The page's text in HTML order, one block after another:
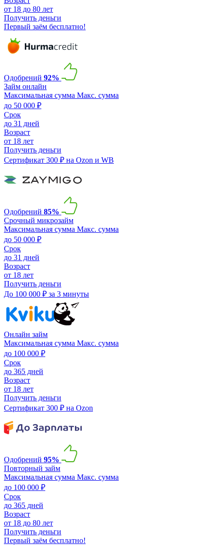
от 18 до 80 лет
Получить деньги
Первый заём бесплатно!
Одобрений 92%
Займ онлайн
Максимальная сумма Макс. сумма
до 50 000 ₽
Срок
до 31 дней
Возраст
от 18 лет
Получить деньги
Сертификат 300 ₽ на Ozon и WB
Одобрений 85%
Срочный микрозайм
Максимальная сумма Макс. сумма
до 50 000 ₽
Срок
до 31 дней
Возраст
от 18 лет
Получить деньги
До 100 000 ₽ за 3 минуты
Онлайн займ
Максимальная сумма Макс. сумма
до 100 000 ₽
Срок
до 365 дней
Возраст
от 18 лет
Получить деньги
Сертификат 300 ₽ на Ozon
Одобрений 95%
Повторный займ
Максимальная сумма Макс. сумма
до 100 000 ₽
Срок
до 365 дней
Возраст
от 18 до 80 лет
Получить деньги
Первый заём бесплатно!